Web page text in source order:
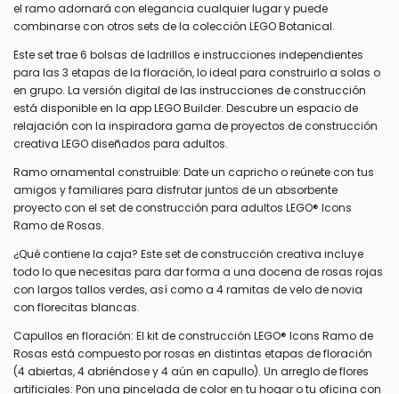
el ramo adornará con elegancia cualquier lugar y puede
combinarse con otros sets de la colección LEGO Botanical.
Este set trae 6 bolsas de ladrillos e instrucciones independientes
para las 3 etapas de la floración, lo ideal para construirlo a solas o
en grupo. La versión digital de las instrucciones de construcción
está disponible en la app LEGO Builder. Descubre un espacio de
relajación con la inspiradora gama de proyectos de construcción
creativa LEGO diseñados para adultos.
Ramo ornamental construible: Date un capricho o reúnete con tus
amigos y familiares para disfrutar juntos de un absorbente
proyecto con el set de construcción para adultos LEGO® Icons
Ramo de Rosas.
¿Qué contiene la caja? Este set de construcción creativa incluye
todo lo que necesitas para dar forma a una docena de rosas rojas
con largos tallos verdes, así como a 4 ramitas de velo de novia
con florecitas blancas.
Capullos en floración: El kit de construcción LEGO® Icons Ramo de
Rosas está compuesto por rosas en distintas etapas de floración
(4 abiertas, 4 abriéndose y 4 aún en capullo). Un arreglo de flores
artificiales: Pon una pincelada de color en tu hogar o tu oficina con